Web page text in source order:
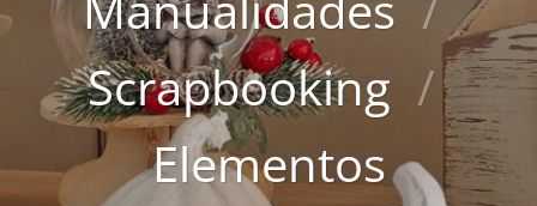
Scrapbooking /
Elementos